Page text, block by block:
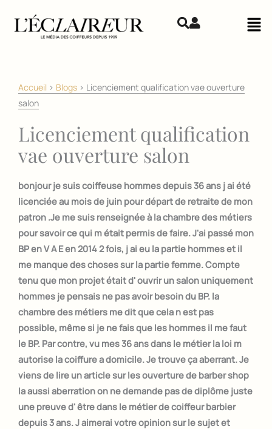
Accueil > Blogs > Licenciement qualification vae ouverture
salon
Licenciement qualification
vae ouverture salon
bonjour je suis coiffeuse hommes depuis 36 ans j ai été
licenciée au mois de juin pour départ de retraite de mon
patron .Je me suis renseignée à la chambre des métiers
pour savoir ce qui m était permis de faire. J'ai passé mon
BP en V A E en 2014 2 fois, j ai eu la partie hommes et il
me manque des choses sur la partie femme. Compte
tenu que mon projet était d' ouvrir un salon uniquement
hommes je pensais ne pas avoir besoin du BP. la
chambre des métiers me dit que cela n est pas
possible, même si je ne fais que les hommes il me faut
le BP. Par contre, vu mes 36 ans dans le métier la loi m
autorise la coiffure a domicile. Je trouve ça aberrant. Je
viens de lire un article sur les ouverture de barber shop
la aussi aberration on ne demande pas de diplôme juste
une preuve d' être dans le métier de coiffeur barbier
depuis 3 ans. J aimerai votre opinion sur le sujet et